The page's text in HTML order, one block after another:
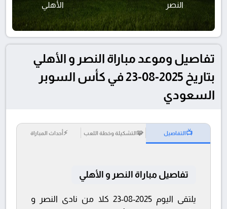
النصر الأهلي
تفاصيل وموعد مباراة النصر و الأهلي
بتاريخ 2025-08-23 في كأس السوبر
السعودي
📺التفاصيل 🧩التشكيلة وخطة اللعب ⚡أحداث المباراة
تفاصيل مباراة النصر و الأهلي
يلتقى اليوم 2025-08-23 كلا من نادى النصر و